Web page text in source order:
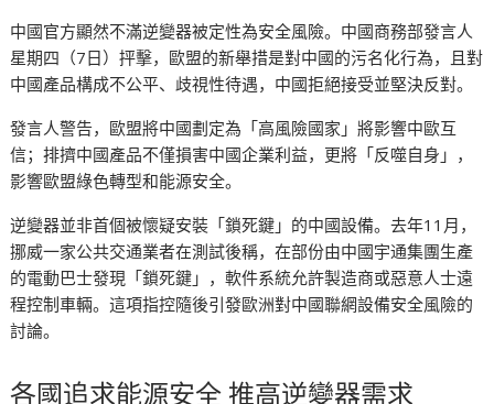
中國官方顯然不滿逆變器被定性為安全風險。中國商務部發言人
星期四（7日）抨擊，歐盟的新舉措是對中國的污名化行為，且對
中國產品構成不公平、歧視性待遇，中國拒絕接受並堅決反對。
發言人警告，歐盟將中國劃定為「高風險國家」將影響中歐互
信；排擠中國產品不僅損害中國企業利益，更將「反噬自身」，
影響歐盟綠色轉型和能源安全。
逆變器並非首個被懷疑安裝「鎖死鍵」的中國設備。去年11月，
挪威一家公共交通業者在測試後稱，在部份由中國宇通集團生產
的電動巴士發現「鎖死鍵」，軟件系統允許製造商或惡意人士遠
程控制車輛。這項指控隨後引發歐洲對中國聯網設備安全風險的
討論。
各國追求能源安全 推高逆變器需求